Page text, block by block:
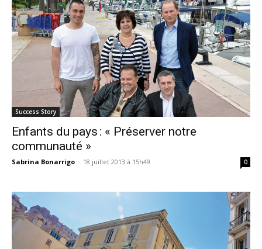
Success Story
Enfants du pays : « Préserver notre
communauté »
Sabrina Bonarrigo - 18 juillet 2013 à 15h49 0